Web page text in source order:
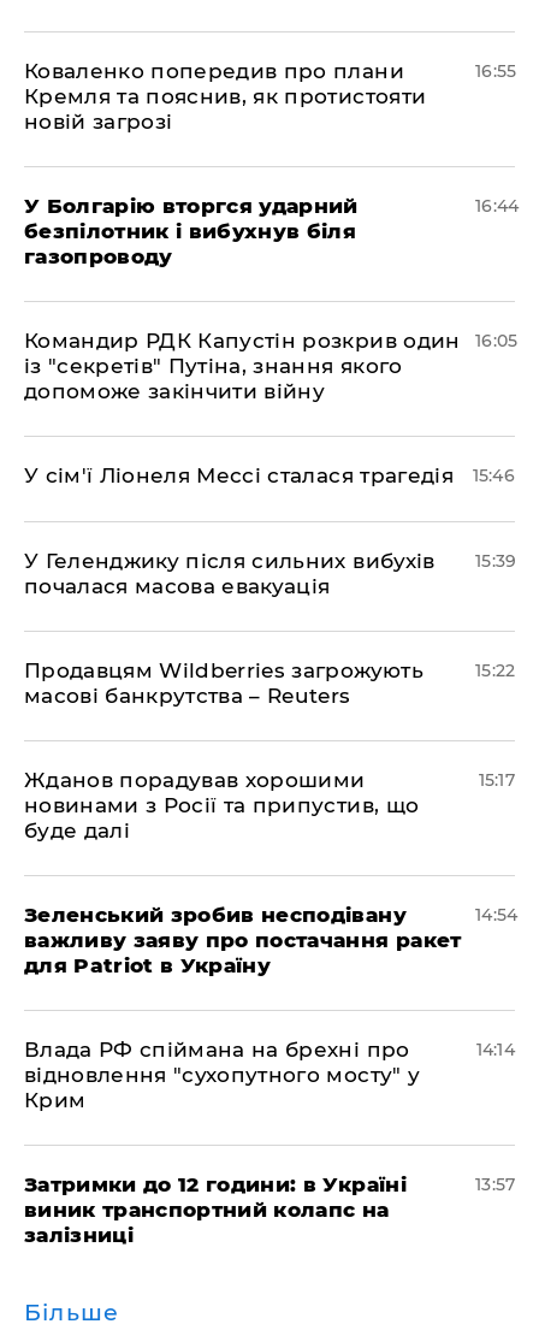
Коваленко попередив про плани
Кремля та пояснив, як протистояти
новій загрозі
16:55
У Болгарію вторгся ударний
безпілотник і вибухнув біля
газопроводу
16:44
Командир РДК Капустін розкрив один
із "секретів" Путіна, знання якого
допоможе закінчити війну
16:05
У сім'ї Ліонеля Мессі сталася трагедія 15:46
У Геленджику після сильних вибухів
почалася масова евакуація
15:39
Продавцям Wildberries загрожують
масові банкрутства – Reuters
15:22
Жданов порадував хорошими
новинами з Росії та припустив, що
буде далі
15:17
Зеленський зробив несподівану
важливу заяву про постачання ракет
для Patriot в Україну
14:54
Влада РФ спіймана на брехні про
відновлення "сухопутного мосту" у
Крим
14:14
Затримки до 12 години: в Україні
виник транспортний колапс на
залізниці
13:57
Більше